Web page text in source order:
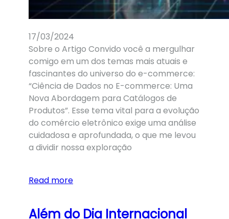
17/03/2024
Sobre o Artigo Convido você a mergulhar
comigo em um dos temas mais atuais e
fascinantes do universo do e-commerce:
“Ciência de Dados no E-commerce: Uma
Nova Abordagem para Catálogos de
Produtos”. Esse tema vital para a evolução
do comércio eletrônico exige uma análise
cuidadosa e aprofundada, o que me levou
a dividir nossa exploração
Read more
Além do Dia Internacional